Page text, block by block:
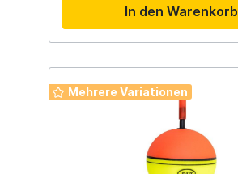
In den Warenkorb
Mehrere Variationen